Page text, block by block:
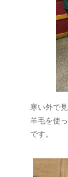
寒い外で
羊毛を使
です。